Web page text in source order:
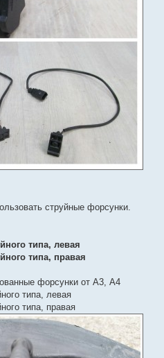
струйные форсунки.
типа, левая
типа, правая
форсунки от А3, А4
типа, левая
типа, правая